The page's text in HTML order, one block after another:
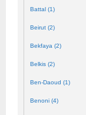
Battal (1)
Beirut (2)
Bekfaya (2)
Belkis (2)
Ben-Daoud (1)
Benoni (4)